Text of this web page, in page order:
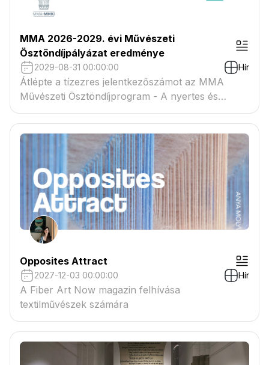
MMA 2026-2029. évi Művészeti
Ösztöndíjpályázat eredménye
2029-08-31 00:00:00 Hír
Átlépte a tízezres jelentkezőszámot az MMA
Művészeti Ösztöndíjprogram - A nyertes és
tartaléklistás pályázók névsora megtekinthető a
csatolmányban
Opposites Attract
2027-12-03 00:00:00 Hír
A Fiber Art Now magazin felhívása
textilművészek számára